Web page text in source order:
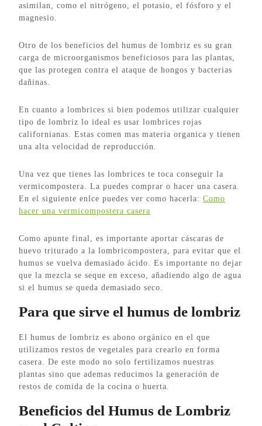
asimilan, como el nitrógeno, el potasio, el fósforo y el
magnesio.
Otro de los beneficios del humus de lombriz es su gran
carga de microorganismos beneficiosos para las plantas,
que las protegen contra el ataque de hongos y bacterias
dañinas.
En cuanto a lombrices si bien podemos utilizar cualquier
tipo de lombriz lo ideal es usar lombrices rojas
californianas. Estas comen mas materia organica y tienen
una alta velocidad de reproducción.
Una vez que tienes las lombrices te toca conseguir la
vermicompostera. La puedes comprar o hacer una casera.
En el siguiente enlce puedes ver como hacerla: Como
hacer una vermicompostera casera
Como apunte final, es importante aportar cáscaras de
huevo triturado a la lombricompostera, para evitar que el
humus se vuelva demasiado ácido. Es importante no dejar
que la mezcla se seque en exceso, añadiendo algo de agua
si el humus se queda demasiado seco.
Para que sirve el humus de lombriz
El humus de lombriz es abono orgánico en el que
utilizamos restos de vegetales para crearlo en forma
casera. De este modo no solo fertilizamos nuestras
plantas sino que ademas reducimos la generación de
restos de comida de la cocina o huerta.
Beneficios del Humus de Lombriz